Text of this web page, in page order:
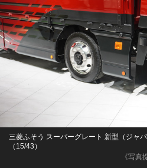
《写真
三菱ふそう スーパーグレート 新型（ジャ
（15/43）